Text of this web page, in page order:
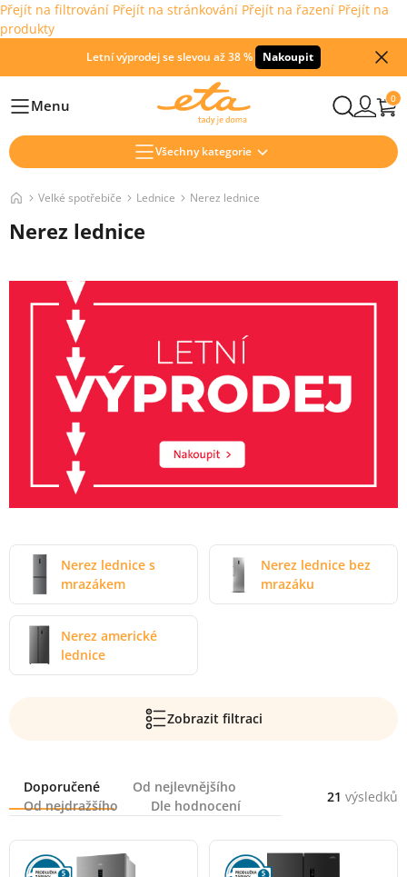
Přejít na filtrování Přejít na stránkování Přejít na řazení Přejít na
produkty
Letní výprodej se slevou až 38 % Nakoupit
HlavníMenu 0
Všechny kategorie
Velké spotřebiče Lednice Nerez lednice
Nerez lednice
Nerez lednice s
mrazákem
Nerez lednice bez
mrazáku
Nerez americké
lednice
Zobrazit filtraci
Řazení
Doporučené
Od nejlevnějšího
Od nejdražšího
Dle hodnocení
21 výsledků